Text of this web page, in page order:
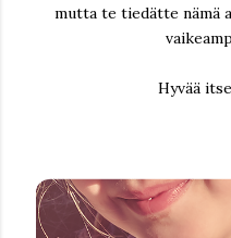
mutta te tiedätte nämä
Hyvää